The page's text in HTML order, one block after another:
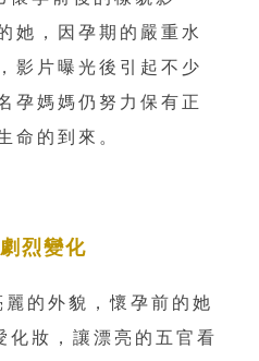
她，因孕期的嚴重水
影片曝光後引起不少
孕媽媽仍努力保有正
命的到來。
烈變化
的外貌，懷孕前的她
化妝，讓漂亮的五官看